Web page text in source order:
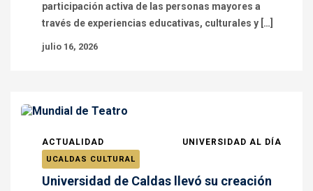
participación activa de las personas mayores a
través de experiencias educativas, culturales y […]
julio 16, 2026
ACTUALIDAD UNIVERSIDAD AL DÍA
UCALDAS CULTURAL
Universidad de Caldas llevó su creación